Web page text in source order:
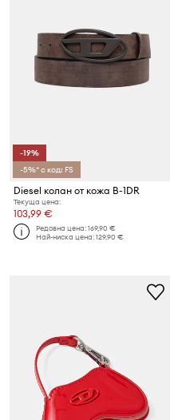
-19%
-5%* с код: FS
Diesel колан от кожа B-1DR
Текуща цена:
103,99 €
Редовна цена:169,90 €
Най-ниска цена:129,90 €